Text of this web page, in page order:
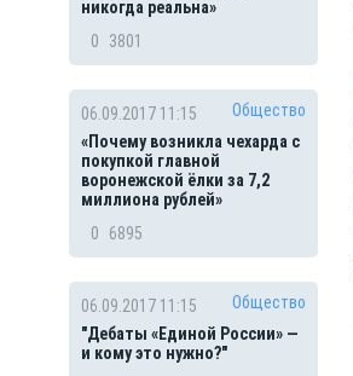
никогда реальна»
0
3801
06.09.2017 11:15
Общество
«Почему возникла чехарда с
покупкой главной
воронежской ёлки за 7,2
миллиона рублей»
0
6895
06.09.2017 11:15
Общество
"Дебаты «Единой России» —
и кому это нужно?"